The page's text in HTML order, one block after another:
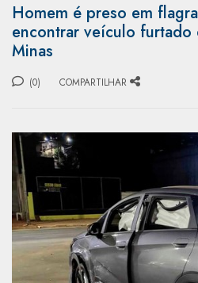
Homem é preso em
encontrar veículo furtado
Minas
(0) COMPARTILHAR